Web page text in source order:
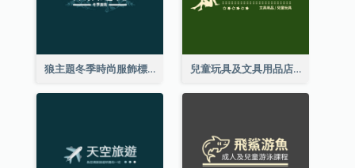
狼主題冬季時尚服飾標誌 兒童玩具及文具用品店精靈主題標誌設計